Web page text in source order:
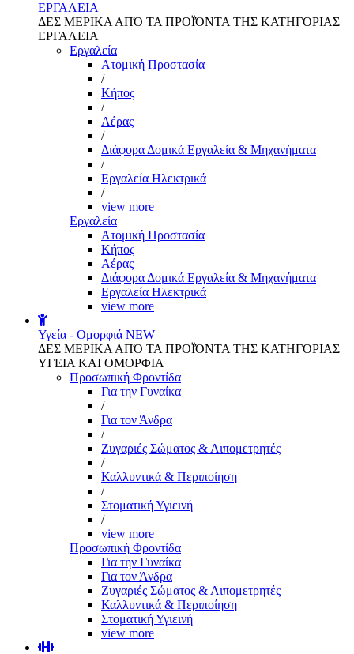
ΕΡΓΑΛΕΙΑ
ΔΕΣ ΜΕΡΙΚΑ ΑΠΌ ΤΑ ΠΡΟΪΌΝΤΑ ΤΗΣ ΚΑΤΗΓΟΡΙΑΣ
ΕΡΓΑΛΕΙΑ
Εργαλεία
Aτομική Προστασία
/
Kήπος
/
Αέρας
/
Διάφορα Δομικά Εργαλεία & Μηχανήματα
/
Εργαλεία Ηλεκτρικά
/
view more
Εργαλεία
Aτομική Προστασία
Kήπος
Αέρας
Διάφορα Δομικά Εργαλεία & Μηχανήματα
Εργαλεία Ηλεκτρικά
view more
Υγεία - Ομορφιά NEW
ΔΕΣ ΜΕΡΙΚΑ ΑΠΌ ΤΑ ΠΡΟΪΌΝΤΑ ΤΗΣ ΚΑΤΗΓΟΡΙΑΣ
ΥΓΕΙΑ ΚΑΙ ΟΜΟΡΦΙΑ
Προσωπική Φροντίδα
Για την Γυναίκα
/
Για τον Άνδρα
/
Ζυγαριές Σώματος & Λιπομετρητές
/
Καλλυντικά & Περιποίηση
/
Στοματική Υγιεινή
/
view more
Προσωπική Φροντίδα
Για την Γυναίκα
Για τον Άνδρα
Ζυγαριές Σώματος & Λιπομετρητές
Καλλυντικά & Περιποίηση
Στοματική Υγιεινή
view more